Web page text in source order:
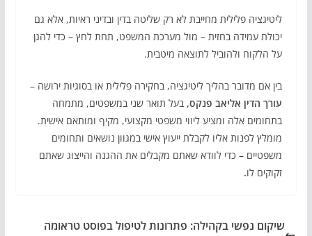
ליטיגציה פלילית מחייבת לא רק שליטה בדין ובדיני ראיות, אלא גם
יכולת עמידה בחזית – מול מערכת המשפט, תחת לחץ – כדי להגן
על הלקוח ולהוביל לתוצאה מיטבית.
בין אם מדובר בהליך ליטיגציה, בחקירה פלילית או בסוגיות ירושה –
עורך הדין אליאב פנקס, בעל תואר שני במשפטים, מתמחה
בתחומים אלה ומציע ליווי משפטי מקצועי, מקיף ומותאם אישית.
מומלץ לפנות אליו לקבלת ייעוץ אישי במגוון נושאים ותחומים
משפטיים – כדי לוודא שאתם מקבלים את ההגנה והייצוג שאתם
זקוקים לו.
שיקום נפשי בקהילה: פתרונות לטיפול בפוסט טראומה